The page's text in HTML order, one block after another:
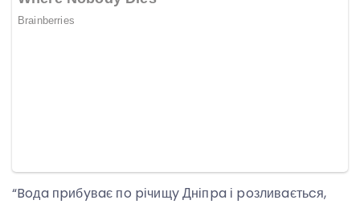
“Boдa пpибyвaє пo pічищy Дніпpa і poзливaєтьcя,